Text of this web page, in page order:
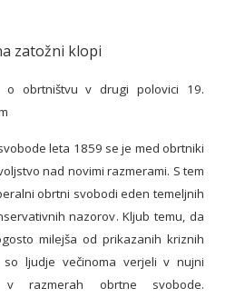
zatožni klopi
o obrtništvu v drugi polovici 19.
leta 1859 se je med obrtniki
nad novimi razmerami. S tem
obrtni svobodi eden temeljnih
nazorov. Kljub temu, da
milejša od prikazanih kriznih
ljudje večinoma verjeli v nujni
v razmerah obrtne svobode.